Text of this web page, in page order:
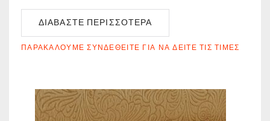
ΔΙΑΒΆΣΤΕ ΠΕΡΙΣΣΌΤΕΡΑ
ΠΑΡΑΚΑΛΟΎΜΕ ΣΥΝΔΕΘΕΊΤΕ ΓΙΑ ΝΑ ΔΕΊΤΕ ΤΙΣ ΤΙΜΈΣ